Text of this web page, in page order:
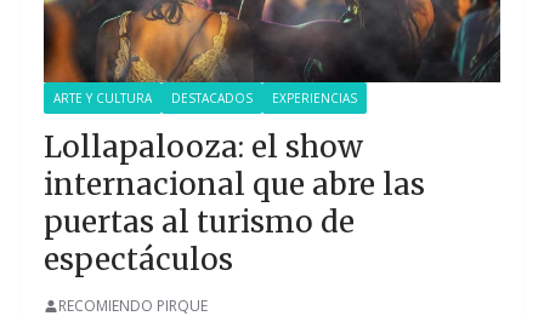
ARTE Y CULTURA DESTACADOS EXPERIENCIAS
Lollapalooza: el show
internacional que abre las
puertas al turismo de
espectáculos
RECOMIENDO PIRQUE